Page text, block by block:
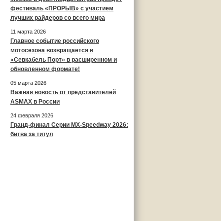
фестиваль «ПРОРЫВ» с участием
лучших райдеров со всего мира
11 марта 2026
Главное событие российского
мотосезона возвращается в
«Севкабель Порт» в расширенном и
обновленном формате!
05 марта 2026
Важная новость от представителей
ASMAX в России
24 февраля 2026
Гранд-финал Серии MX-Speedway 2026:
битва за титул